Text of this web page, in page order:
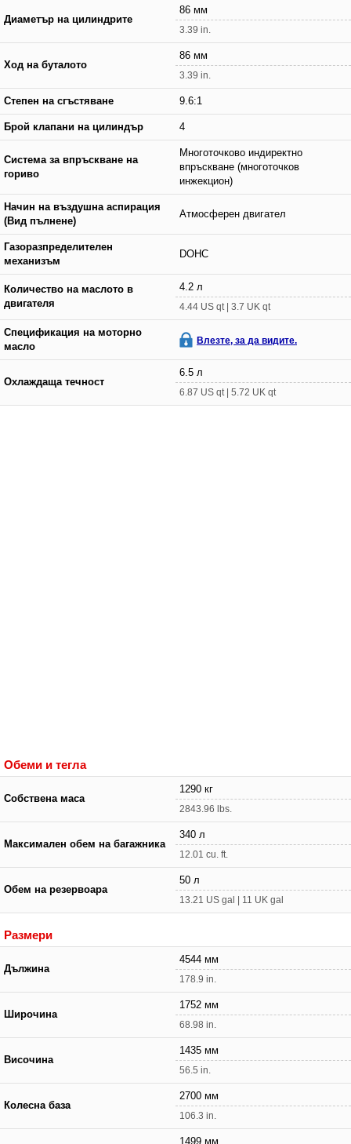
Диаметър на цилиндрите
86 мм
3.39 in.
Ход на буталото
86 мм
3.39 in.
Степен на сгъстяване 9.6:1
Брой клапани на цилиндър 4
Система за впръскване на
гориво
Многоточково индиректно
впръскване (многоточков
инжекцион)
Начин на въздушна аспирация
(Вид пълнене)
Атмосферен двигател
Газоразпределителен
механизъм
DOHC
Количество на маслото в
двигателя
4.2 л
4.44 US qt | 3.7 UK qt
Спецификация на моторно
масло
Влезте, за да видите.
Охлаждаща течност
6.5 л
6.87 US qt | 5.72 UK qt
Обеми и тегла
Собствена маса
1290 кг
2843.96 lbs.
Максимален обем на багажника
340 л
12.01 cu. ft.
Обем на резервоара
50 л
13.21 US gal | 11 UK gal
Размери
Дължина
4544 мм
178.9 in.
Широчина
1752 мм
68.98 in.
Височина
1435 мм
56.5 in.
Колесна база
2700 мм
106.3 in.
1499 мм